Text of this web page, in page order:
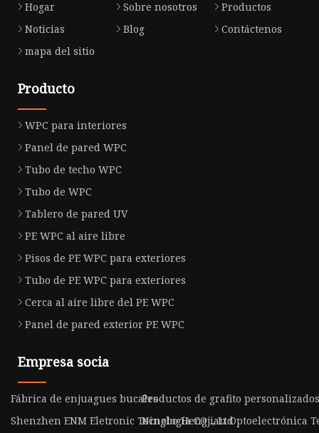
Hogar Sobre nosotros
Productos
Noticias
Blog
Contáctenos
mapa del sitio
Producto
WPC para interiores
Panel de pared WPC
Tubo de techo WPC
Tubo de WPC
Tablero de pared UV
PE WPC al aire libre
Pisos de PE WPC para exteriores
Tubo de PE WPC para exteriores
Cerca al aire libre del PE WPC
Panel de pared exterior PE WPC
Empresa socia
Fábrica de enjuagues bucalesProductos de grafito personalizados
Shenzhen ENM Eletronic Tecnología CO ., Ltd
Ningbo Hengjian Optoelectrónica